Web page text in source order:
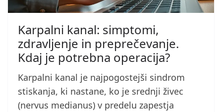
Karpalni kanal: simptomi,
zdravljenje in preprečevanje.
Kdaj je potrebna operacija?
Karpalni kanal je najpogostejši sindrom
stiskanja, ki nastane, ko je srednji živec
(nervus medianus) v predelu zapestja